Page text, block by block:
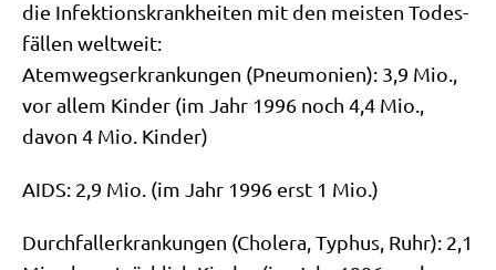
die Infek­ti­ons­krank­hei­ten mit den mei­sten Todes­
fäl­len weltweit:
Atem­wegs­er­kran­kun­gen (Pneu­mo­nien): 3,9 Mio.,
vor allem Kin­der (im Jahr 1996 noch 4,4 Mio.,
davon 4 Mio. Kinder)
AIDS: 2,9 Mio. (im Jahr 1996 erst 1 Mio.)
Durch­fall­erkran­kun­gen (Cho­le­ra, Typhus, Ruhr): 2,1